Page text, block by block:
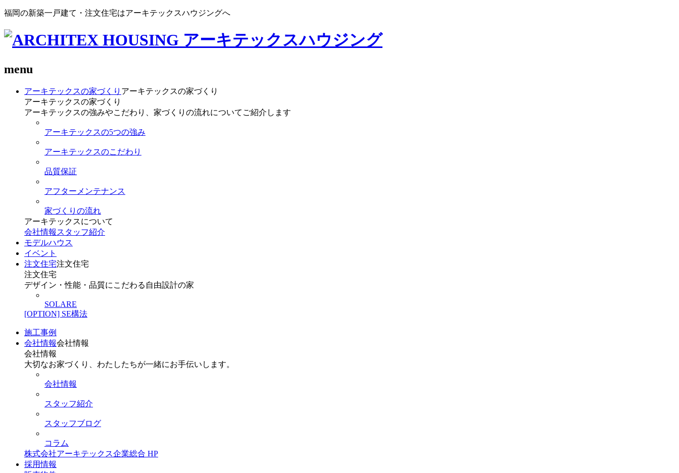
福岡の新築一戸建て・注文住宅はアーキテックスハウジングへ
menu
アーキテックスの家づくり アーキテックスの家づくり
アーキテックスの家づくり
アーキテックスの強みやこだわり、家づくりの流れについてご紹介します
アーキテックスの5つの強み
アーキテックスのこだわり
品質保証
アフターメンテナンス
家づくりの流れ
アーキテックスについて
会社情報 スタッフ紹介
モデルハウス
イベント
注文住宅注文住宅
注文住宅
デザイン・性能・品質にこだわる自由設計の家
SOLARE
[OPTION] SE構法
施工事例
会社情報会社情報
会社情報
大切なお家づくり、わたしたちが一緒にお手伝いします。
会社情報
スタッフ紹介
スタッフブログ
コラム
株式会社アーキテックス企業総合 HP
採用情報